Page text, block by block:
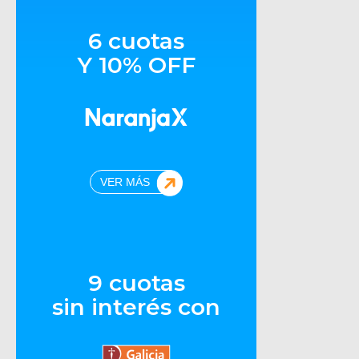
6 cuotas
Y 10% OFF
VER MÁS
9 cuotas
sin interés con